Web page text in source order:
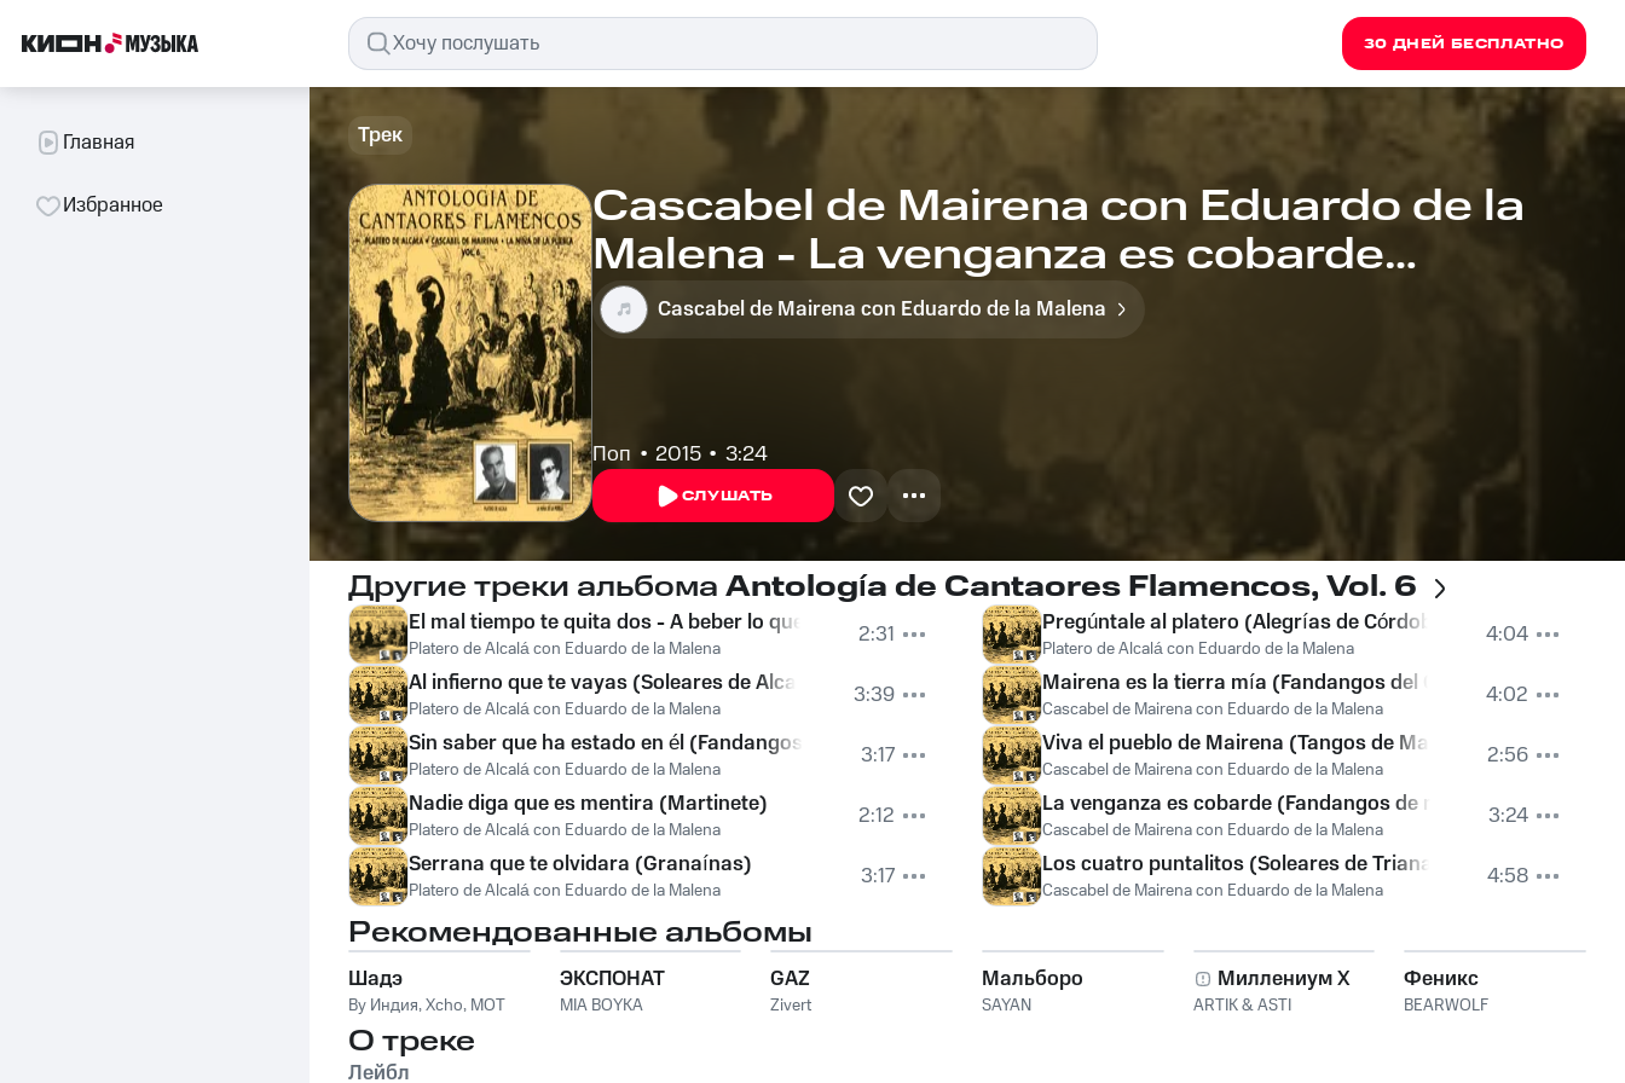
30 ДНЕЙ БЕСПЛАТНО
Главная
Избранное
Трек
Cascabel de Mairena con Eduardo de la
Malena - La venganza es cobarde
(Fandangos de mi pueblo)
Cascabel de Mairena con Eduardo de la Malena
Поп 2015 3:24
СЛУШАТЬ
Другие треки альбома Antología de Cantaores Flamencos, Vol. 6
El mal tiempo te quita dos - A beber lo que tú quieras (Fandangos del Platero)
Platero de Alcalá con Eduardo de la Malena
2:31
Al infierno que te vayas (Soleares de Alcalá)
Platero de Alcalá con Eduardo de la Malena
3:39
Sin saber que ha estado en él (Fandangos de Alcalá)
Platero de Alcalá con Eduardo de la Malena
3:17
Nadie diga que es mentira (Martinete)
Platero de Alcalá con Eduardo de la Malena
2:12
Serrana que te olvidara (Granaínas)
Platero de Alcalá con Eduardo de la Malena 3:17
Pregúntale al platero (Alegrías de Córdoba)
Platero de Alcalá con Eduardo de la Malena
4:04
Mairena es la tierra mía (Fandangos del Cascabel)
Cascabel de Mairena con Eduardo de la Malena
4:02
Viva el pueblo de Mairena (Tangos de Mairena)
Cascabel de Mairena con Eduardo de la Malena
2:56
La venganza es cobarde (Fandangos de mi pueblo)
Cascabel de Mairena con Eduardo de la Malena
3:24
Los cuatro puntalitos (Soleares de Triana)
Cascabel de Mairena con Eduardo de la Malena 4:58
Рекомендованные альбомы
Шадэ
By Индия,Xcho, MOT
ЭКСПОНАТ
MIA BOYKA
GAZ
Zivert
Мальборо
SAYAN
Миллениум X
ARTIK & ASTI
Феникс
BEARWOLF
О треке
Лейбл